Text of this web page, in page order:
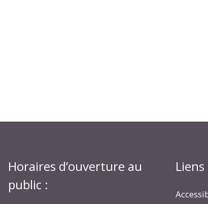
Horaires d’ouverture au
public :
Liens